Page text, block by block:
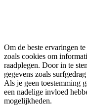
Om de beste ervaringen
zoals cookies om
raadplegen. Door in te
gegevens zoals
Als je geen toestemming
een nadelige invloed
mogelijkheden.